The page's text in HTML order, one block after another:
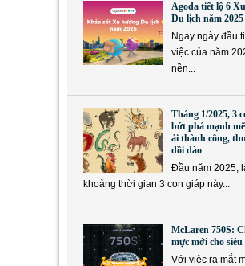
Agoda tiết lộ 6
Du lịch năm 2025
Ngay ngày đầu
việc của năm
nền...
Tháng 1/2025, 3
bứt phá mạnh
ải thành công,
dồi dào
Đầu năm 2025,
khoảng thời gian 3 con giáp này...
McLaren 750S:
mực mới cho siêu
Với việc ra mắt